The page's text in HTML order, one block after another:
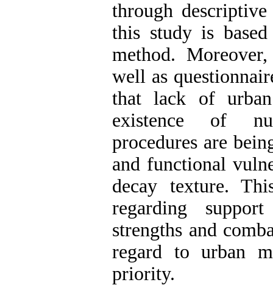
through
this study is
method.
well as
that lack of urban
existence of
procedures are
and functional
decay texture.
regarding
strengths and
regard to urban
priority.